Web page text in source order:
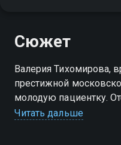
Сюжет
Валерия Тихомирова,
престижной
молодую пациентку.
бизнесмен,
Читать дальше